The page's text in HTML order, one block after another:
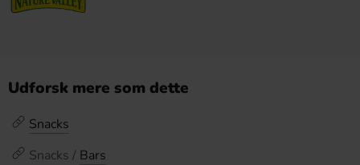
Udforsk mere som dette
Snacks
Snacks / Bars